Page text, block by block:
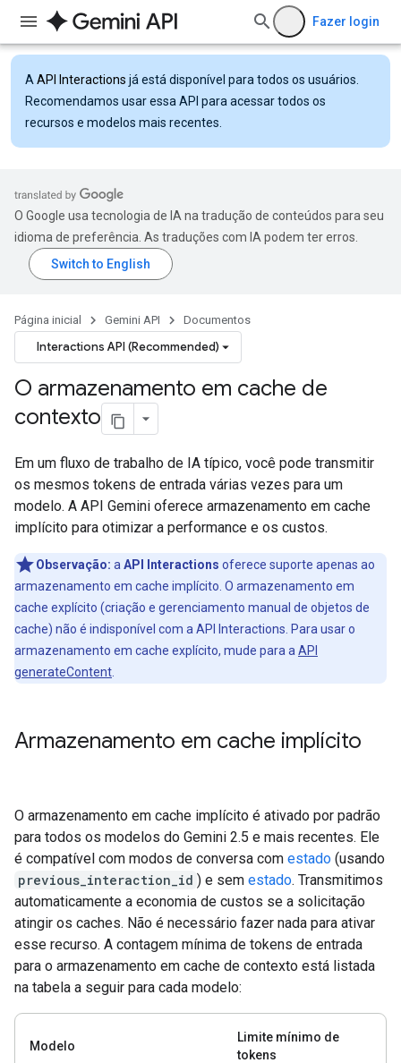
Fazer login
A API Interactions já está disponível para todos os usuários.
Recomendamos usar essa API para acessar todos os
recursos e modelos mais recentes.
O Google usa tecnologia de IA na tradução de conteúdos para seu
idioma de preferência. As traduções com IA podem ter erros.
Página inicial Gemini API Documentos
Interactions API (Recommended)
O armazenamento em cache de
contexto
Em um fluxo de trabalho de IA típico, você pode transmitir
os mesmos tokens de entrada várias vezes para um
modelo. A API Gemini oferece armazenamento em cache
implícito para otimizar a performance e os custos.
Observação: a API Interactions oferece suporte apenas ao
armazenamento em cache implícito. O armazenamento em
cache explícito (criação e gerenciamento manual de objetos de
cache) não é indisponível com a API Interactions. Para usar o
armazenamento em cache explícito, mude para a API
generateContent
Armazenamento em cache implícito
O armazenamento em cache implícito é ativado por padrão
para todos os modelos do Gemini 2.5 e mais recentes. Ele
é compatível com modos de conversa com estado (usando
previous_interaction_id ) e sem estado. Transmitimos
automaticamente a economia de custos se a solicitação
atingir os caches. Não é necessário fazer nada para ativar
esse recurso. A contagem mínima de tokens de entrada
para o armazenamento em cache de contexto está listada
na tabela a seguir para cada modelo:
Modelo
Limite mínimo de
tokens